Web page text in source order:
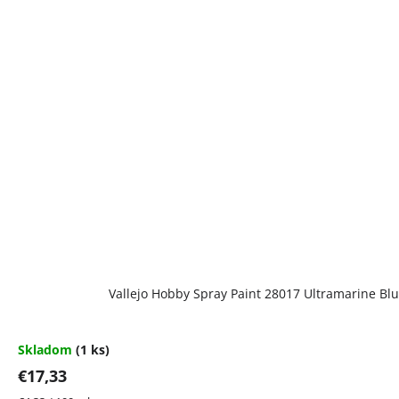
Vallejo Hobby Spray Paint 28017 Ultramarine
Skladom (1 ks)
€17,33